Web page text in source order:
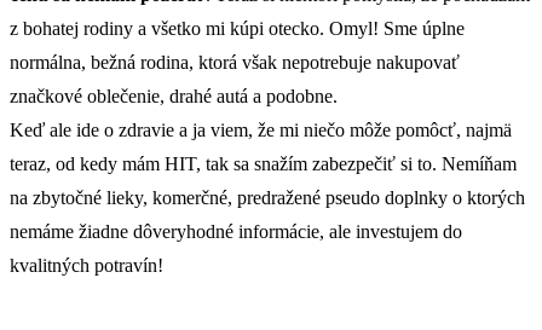
z bohatej rodiny a všetko mi kúpi otecko. Omyl! Sme úplne
normálna, bežná rodina, ktorá však nepotrebuje nakupovať
značkové oblečenie, drahé autá a podobne.
Keď ale ide o zdravie a ja viem, že mi niečo môže pomôcť, najmä
teraz, od kedy mám HIT, tak sa snažím zabezpečiť si to. Nemíňam
na zbytočné lieky, komerčné, predražené pseudo doplnky o ktorých
nemáme žiadne dôveryhodné informácie, ale investujem do
kvalitných potravín!